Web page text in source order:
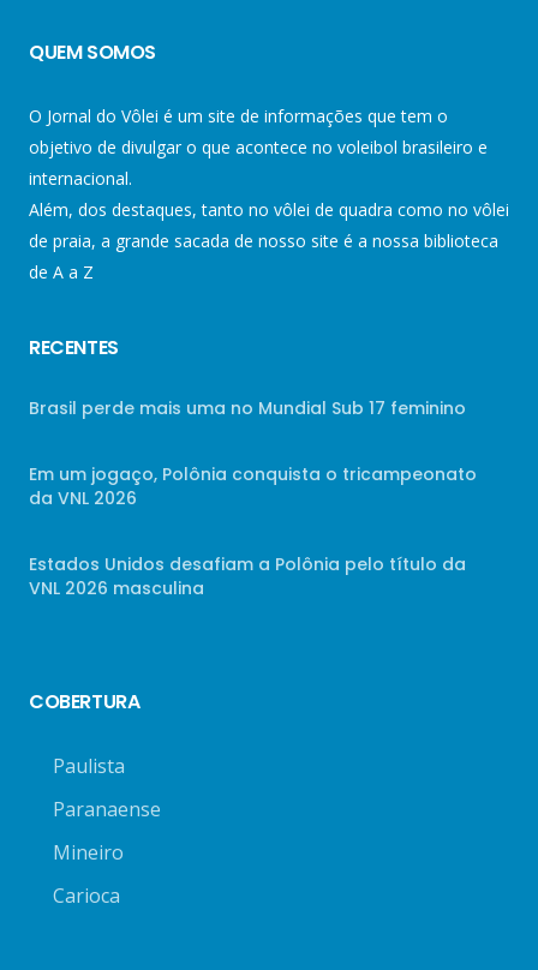
QUEM SOMOS
O Jornal do Vôlei é um site de informações que tem o
objetivo de divulgar o que acontece no voleibol brasileiro e
internacional.
Além, dos destaques, tanto no vôlei de quadra como no vôlei
de praia, a grande sacada de nosso site é a nossa biblioteca
de A a Z
RECENTES
Brasil perde mais uma no Mundial Sub 17 feminino
Em um jogaço, Polônia conquista o tricampeonato
da VNL 2026
Estados Unidos desafiam a Polônia pelo título da
VNL 2026 masculina
COBERTURA
Paulista
Paranaense
Mineiro
Carioca